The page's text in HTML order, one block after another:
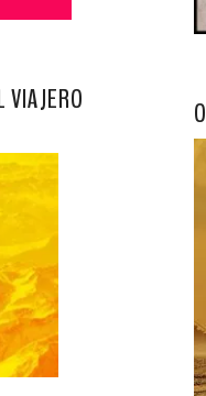
VIAJERO